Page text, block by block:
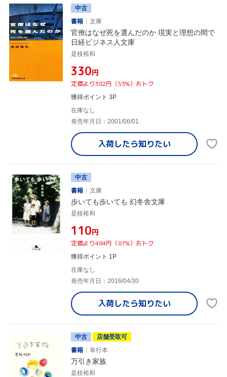
中古
書籍
文庫
官僚はなぜ死を選んだのか 現実と理想の間で
日経ビジネス人文庫
是枝裕和
¥330円
定価より382円（53%）おトク
獲得ポイント 3P
在庫なし
発売年月日：2001/06/01
入荷したら知りたい
中古
書籍
文庫
歩いても歩いても 幻冬舎文庫
是枝裕和
¥110円
定価より484円（81%）おトク
獲得ポイント 1P
在庫なし
発売年月日：2016/04/30
入荷したら知りたい
中古
店舗受取可
書籍
単行本
万引き家族
是枝裕和